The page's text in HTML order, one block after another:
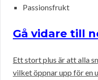
Passionsfrukt
Gå vidare till
Ett stort plus är att alla
vilket öppnar upp för en